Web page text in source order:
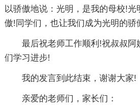
以骄傲地说：光明，是我的母校!光
傲!同学们，也让我们成为光明的骄
最后祝老师工作顺利!祝叔叔阿
们学习进步!
我的发言到此结束，谢谢大家!
亲爱的老师们，家长们：